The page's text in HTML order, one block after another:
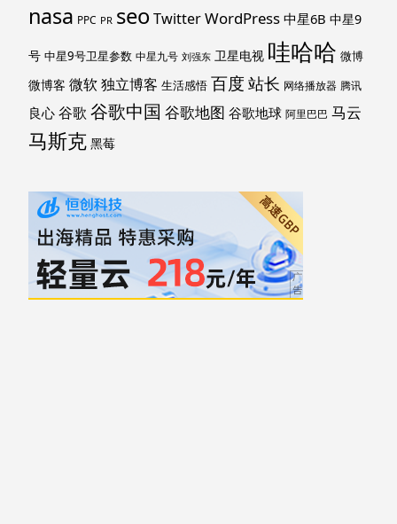
nasa PPC PR seoTwitterWordPress 中星6B 中星9
号 中星9号卫星参数 中星九号 刘强东 卫星电视 哇哈哈 微博
微博客 微软独立博客 生活感悟 百度 站长 网络播放器 腾讯
良心 谷歌 谷歌中国 谷歌地图 谷歌地球 阿里巴巴 马云
马斯克 黑莓